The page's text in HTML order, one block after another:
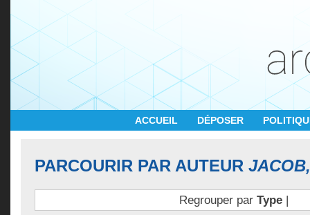
ACCUEIL DÉPOSER
PARCOURIR PAR AUTEUR
Regrouper par Type|